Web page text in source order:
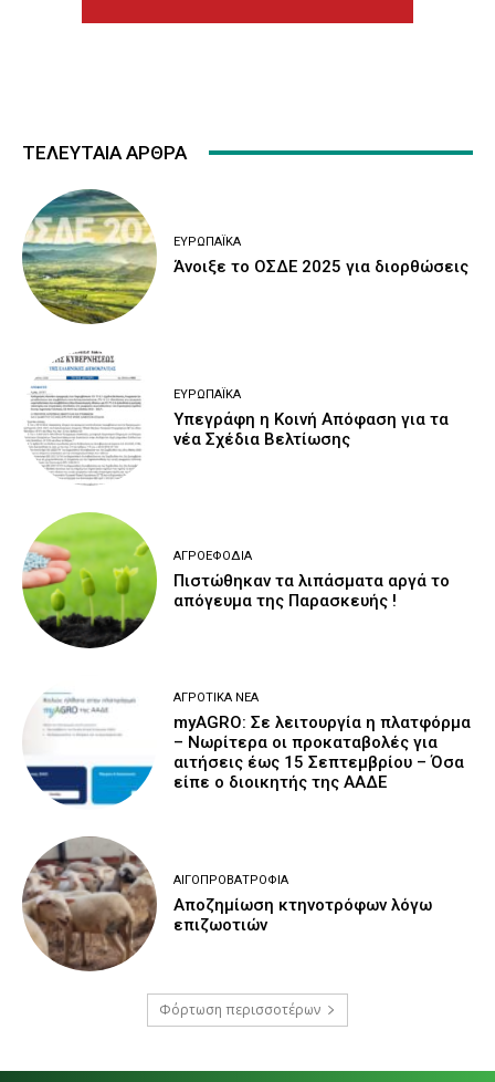
ΤΕΛΕΥΤΑΙΑ ΑΡΘΡΑ
ΕΥΡΩΠΑΪΚΆ
Άνοιξε το ΟΣΔΕ 2025 για διορθώσεις
ΕΥΡΩΠΑΪΚΆ
Υπεγράφη η Κοινή Απόφαση για τα
νέα Σχέδια Βελτίωσης
ΑΓΡΟΕΦΌΔΙΑ
Πιστώθηκαν τα λιπάσματα αργά το
απόγευμα της Παρασκευής !
ΑΓΡΟΤΙΚΆ ΝΈΑ
myAGRO: Σε λειτουργία η πλατφόρμα
– Νωρίτερα οι προκαταβολές για
αιτήσεις έως 15 Σεπτεμβρίου – Όσα
είπε ο διοικητής της ΑΑΔΕ
ΑΙΓΟΠΡΟΒΑΤΡΟΦΊΑ
Αποζημίωση κτηνοτρόφων λόγω
επιζωοτιών
Φόρτωση περισσοτέρων